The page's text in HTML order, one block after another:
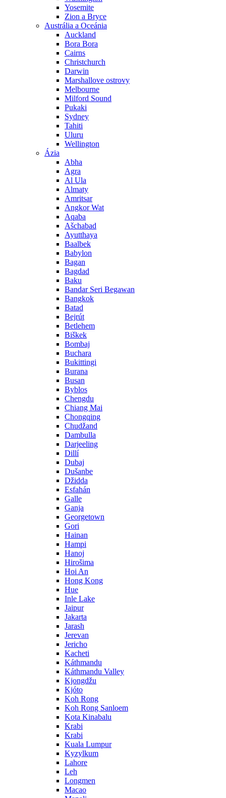
Yosemite
Zion a Bryce
Austrália a Oceánia
Auckland
Bora Bora
Cairns
Christchurch
Darwin
Marshallove ostrovy
Melbourne
Milford Sound
Pukaki
Sydney
Tahiti
Uluru
Wellington
Ázia
Abha
Agra
Al Ula
Almaty
Amritsar
Angkor Wat
Aqaba
Ašchabad
Ayutthaya
Baalbek
Babylon
Bagan
Bagdad
Baku
Bandar Seri Begawan
Bangkok
Batad
Bejrút
Betlehem
Biškek
Bombaj
Buchara
Bukittingi
Burana
Busan
Byblos
Chengdu
Chiang Mai
Chongqing
Chudžand
Dambulla
Darjeeling
Dillí
Dubaj
Dušanbe
Džidda
Esfahán
Galle
Ganja
Georgetown
Gori
Hainan
Hampi
Hanoj
Hirošima
Hoi An
Hong Kong
Hue
Inle Lake
Jaipur
Jakarta
Jarash
Jerevan
Jericho
Kacheti
Káthmandu
Káthmandu Valley
Kjongdžu
Kjóto
Koh Rong
Koh Rong Sanloem
Kota Kinabalu
Krabi
Krabi
Kuala Lumpur
Kyzylkum
Lahore
Leh
Longmen
Macao